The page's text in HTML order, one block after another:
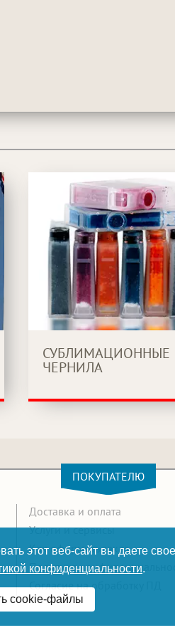
СУБЛИМАЦИОННЫЕ
ЧЕРНИЛА
ПОКУПАТЕЛЮ
Доставка и оплата
Услуги и сервисы
Как оформить заказ
Политика
Согласие на обработку ПД
этот веб-сайт вы даете
конфиденциальности.
cookie-файлы